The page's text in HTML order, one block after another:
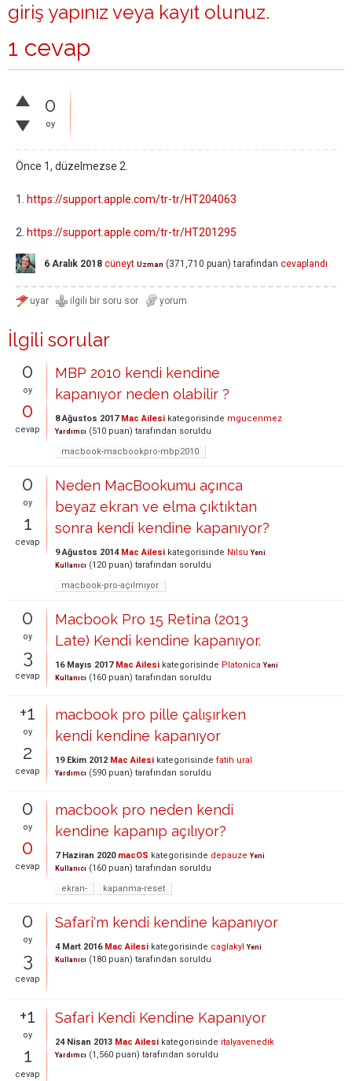
giriş yapınız veya kayıt olunuz.
1 cevap
0
oy
Önce 1, düzelmezse 2.
1. https://support.apple.com/tr-tr/HT204063
2. https://support.apple.com/tr-tr/HT201295
6 Aralık 2018 cüneyt Uzman (371,710 puan) tarafından cevaplandı
İlgili sorular
0
oy
0
cevap
MBP 2010 kendi kendine
kapanıyor neden olabilir ?
8 Ağustos 2017 Mac Ailesi kategorisinde mgucenmez
Yardımcı (510 puan) tarafından soruldu
macbook-macbookpro-mbp2010
0
oy
1
cevap
Neden MacBookumu açınca
beyaz ekran ve elma çıktıktan
sonra kendi kendine kapanıyor?
9 Ağustos 2014 Mac Ailesi kategorisinde Nilsu Yeni
Kullanıcı (120 puan) tarafından soruldu
macbook-pro-açılmıyor
0
oy
3
cevap
Macbook Pro 15 Retina (2013
Late) Kendi kendine kapanıyor.
16 Mayıs 2017 Mac Ailesi kategorisinde Platonica Yeni
Kullanıcı (160 puan) tarafından soruldu
+1
oy
2
cevap
macbook pro pille çalışırken
kendi kendine kapanıyor
19 Ekim 2012 Mac Ailesi kategorisinde fatih ural
Yardımcı (590 puan) tarafından soruldu
0
oy
0
cevap
macbook pro neden kendi
kendine kapanıp açılıyor?
7 Haziran 2020 macOS kategorisinde depauze Yeni
Kullanıcı (160 puan) tarafından soruldu
ekran-
kapanma-reset
0
oy
3
cevap
Safari'm kendi kendine kapanıyor
4 Mart 2016 Mac Ailesi kategorisinde caglakyl Yeni
Kullanıcı (180 puan) tarafından soruldu
+1
oy
1
cevap
Safari Kendi Kendine Kapanıyor
24 Nisan 2013 Mac Ailesi kategorisinde italyavenedik
Yardımcı (1,560 puan) tarafından soruldu